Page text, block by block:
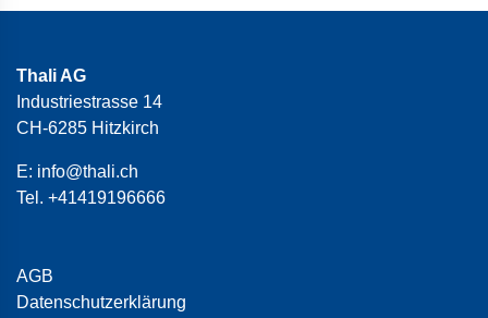
Thali AG
Industriestrasse 14
CH-6285 Hitzkirch
E: info@thali.ch
Tel. +41419196666
AGB
Datenschutzerklärung